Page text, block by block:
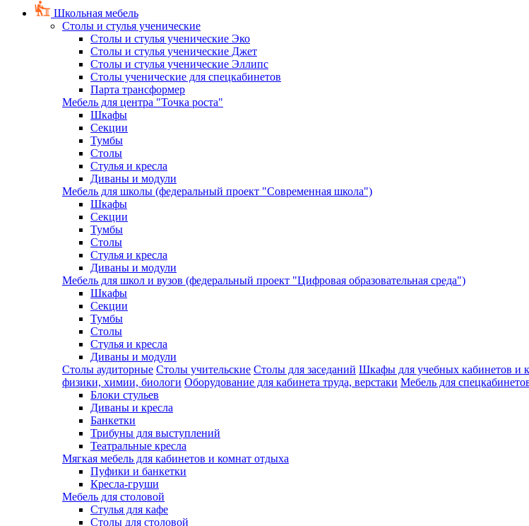
Школьная мебель
Столы и стулья ученические
Столы и стулья ученические Эко
Столы и стулья ученические Джет
Столы и стулья ученические Эллипс
Столы ученические для спецкабинетов
Парта трансформер
Мебель для центра "Точка роста"
Шкафы
Секции
Тумбы
Столы
Стулья и кресла
Диваны и модули
Мебель для школы (федеральный проект "Современная школа")
Шкафы
Секции
Тумбы
Столы
Стулья и кресла
Диваны и модули
Мебель для школ и вузов (федеральный проект "Цифровая образовательная среда")
Шкафы
Секции
Тумбы
Столы
Стулья и кресла
Диваны и модули
Столы аудиторные Столы учительские Столы для заседаний Шкафы для учебных кабинетов и
физики, химии, биологи Оборудование для кабинета труда, верстаки Мебель для
Блоки стульев
Диваны и кресла
Банкетки
Трибуны для выступлений
Театральные кресла
Мягкая мебель для кабинетов и комнат отдыха
Пуфики и банкетки
Кресла-груши
Мебель для столовой
Cтулья для кафе
Cтолы для столовой